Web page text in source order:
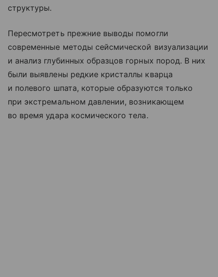
структуры.
Пересмотреть прежние выводы помогли
современные методы сейсмической визуализации
и анализ глубинных образцов горных пород. В них
были выявлены редкие кристаллы кварца
и полевого шпата, которые образуются только
при экстремальном давлении, возникающем
во время удара космического тела.